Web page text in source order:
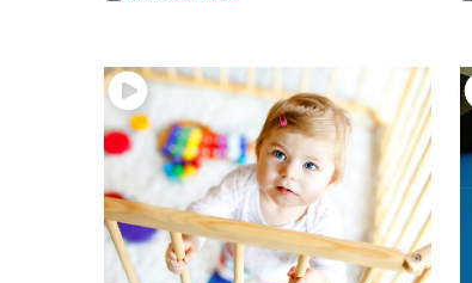
15 – Que dire du parc ?